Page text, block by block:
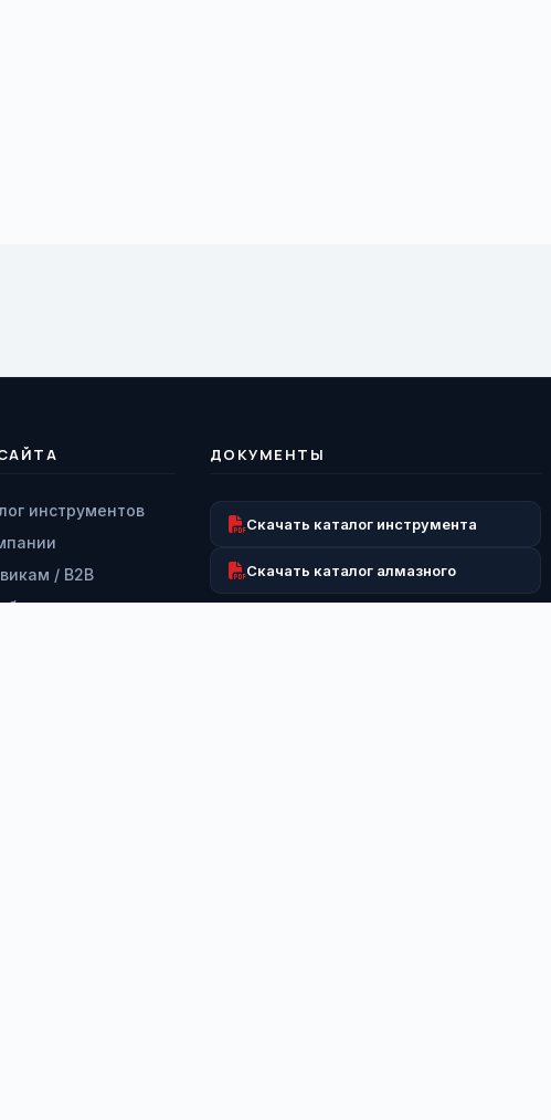
инструментов
/ B2B
бренды
ДОКУМЕНТЫ
Скачать каталог инструмента
Скачать каталог алмазного